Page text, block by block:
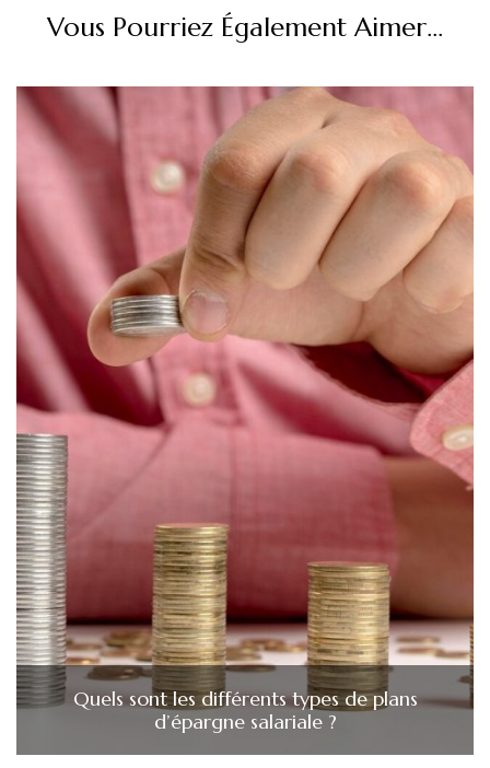
Vous Pourriez Également Aimer...
Quels sont les différents types de plans
d’épargne salariale ?